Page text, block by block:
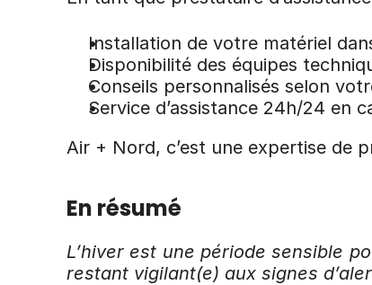
Installation de votre matériel
Disponibilité des équipes
Conseils personnalisés selon
Service d’assistance 24h/24 en
Air + Nord, c’est une expertise de
En résumé
L’hiver est une période sensible
restant vigilant(e) aux signes